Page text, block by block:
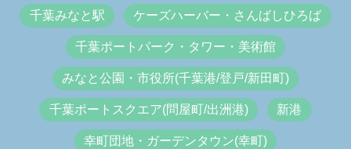
千葉みなと駅 ケーズハーバー・さんばしひろば
千葉ポートパーク・タワー・美術館
みなと公園・市役所(千葉港/登戸/新田町)
千葉ポートスクエア(問屋町/出洲港) 新港
幸町団地・ガーデンタウン(幸町)